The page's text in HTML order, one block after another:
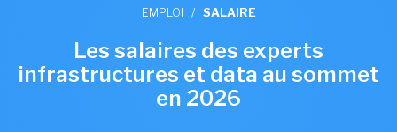
EMPLOI / SALAIRE
Les salaires des experts
infrastructures et data au sommet
en 2026